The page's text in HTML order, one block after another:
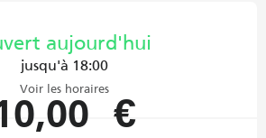
aujourd'hui
jusqu'à 18:00
Voir les horaires
€